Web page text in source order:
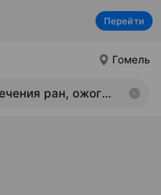
Перейти
Гомель